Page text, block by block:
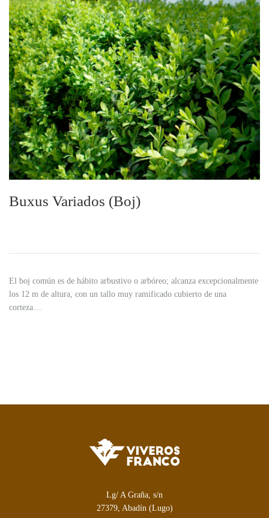
Buxus Variados (Boj)
El boj común es de hábito arbustivo o arbóreo; alcanza excepcionalmente
los 12 m de altura, con un tallo muy ramificado cubierto de una
corteza…
Lg/ A Graña, s/n
27379, Abadín (Lugo)